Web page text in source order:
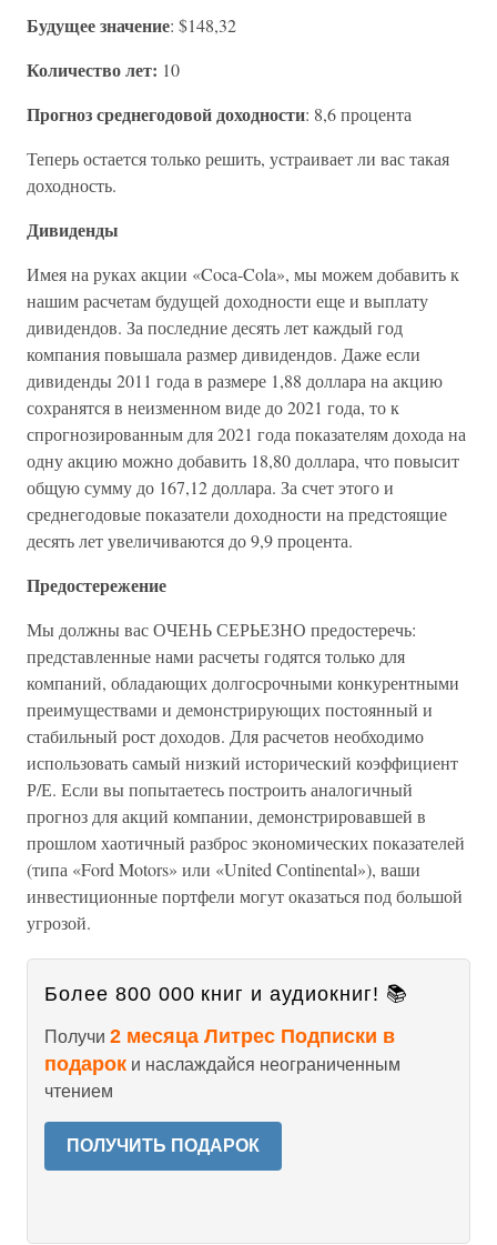
Будущее значение: $148,32
Количество лет: 10
Прогноз среднегодовой доходности: 8,6 процента
Теперь остается только решить, устраивает ли вас такая
доходность.
Дивиденды
Имея на руках акции «Coca-Cola», мы можем добавить к
нашим расчетам будущей доходности еще и выплату
дивидендов. За последние десять лет каждый год
компания повышала размер дивидендов. Даже если
дивиденды 2011 года в размере 1,88 доллара на акцию
сохранятся в неизменном виде до 2021 года, то к
спрогнозированным для 2021 года показателям дохода на
одну акцию можно добавить 18,80 доллара, что повысит
общую сумму до 167,12 доллара. За счет этого и
среднегодовые показатели доходности на предстоящие
десять лет увеличиваются до 9,9 процента.
Предостережение
Мы должны вас ОЧЕНЬ СЕРЬЕЗНО предостеречь:
представленные нами расчеты годятся только для
компаний, обладающих долгосрочными конкурентными
преимуществами и демонстрирующих постоянный и
стабильный рост доходов. Для расчетов необходимо
использовать самый низкий исторический коэффициент
Р/Е. Если вы попытаетесь построить аналогичный
прогноз для акций компании, демонстрировавшей в
прошлом хаотичный разброс экономических показателей
(типа «Ford Motors» или «United Continental»), ваши
инвестиционные портфели могут оказаться под большой
угрозой.
Более 800 000 книг и аудиокниг! 📚
Получи 2 месяца Литрес Подписки в
подарок и наслаждайся неограниченным
чтением
ПОЛУЧИТЬ ПОДАРОК